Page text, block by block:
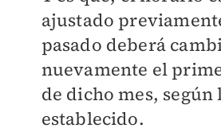
ajustado
pasado deberá
nuevamente el
de dicho mes, según
establecido.